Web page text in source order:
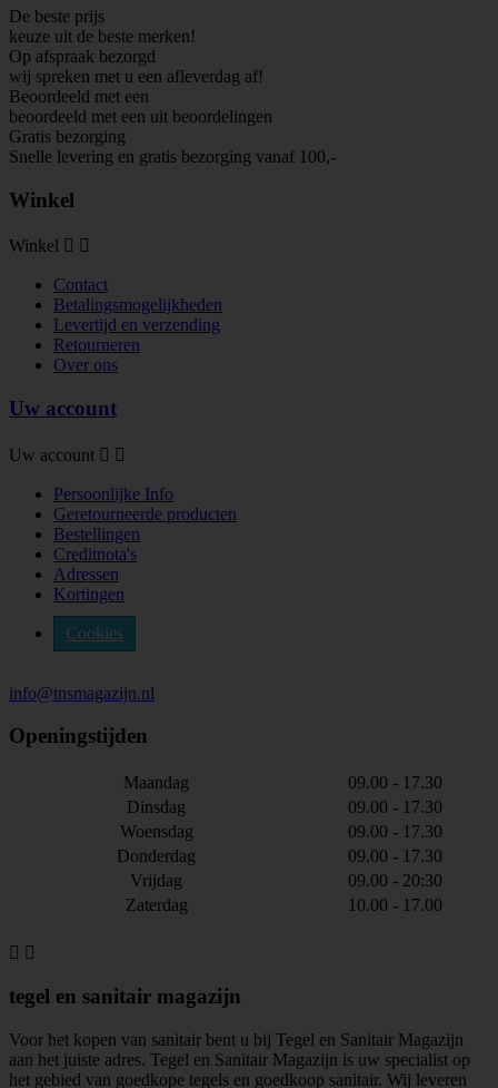
De beste prijs
keuze uit de beste merken!
Op afspraak bezorgd
wij spreken met u een afleverdag af!
Beoordeeld met een
beoordeeld met een uit beoordelingen
Gratis bezorging
Snelle levering en gratis bezorging vanaf 100,-
Winkel
Winkel  
Contact
Betalingsmogelijkheden
Levertijd en verzending
Retourneren
Over ons
Uw account
Uw account  
Persoonlijke Info
Geretourneerde producten
Bestellingen
Creditnota's
Adressen
Kortingen
Cookies
info@tnsmagazijn.nl
Openingstijden
Maandag
09.00 - 17.30
Dinsdag
09.00 - 17.30
Woensdag
09.00 - 17.30
Donderdag
09.00 - 17.30
Vrijdag
09.00 - 20:30
Zaterdag
10.00 - 17.00
 
tegel en sanitair magazijn
Voor het kopen van sanitair bent u bij Tegel en Sanitair Magazijn
aan het juiste adres. Tegel en Sanitair Magazijn is uw specialist op
het gebied van goedkope tegels en goedkoop sanitair. Wij leveren